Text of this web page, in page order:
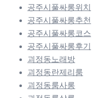
공주시풀싸롱위치
공주시풀싸롱추천
공주시풀싸롱코스
공주시풀싸롱후기
괴정동노래방
괴정동란제리룸
괴정동룸사롱